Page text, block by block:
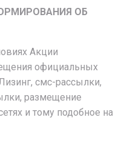
ОБ
Акции
официальных
смс-рассылки,
размещение
и тому подобное на